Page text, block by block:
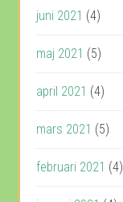
juni 2021 (4)
maj 2021 (5)
april 2021 (4)
mars 2021 (5)
februari 2021 (4)